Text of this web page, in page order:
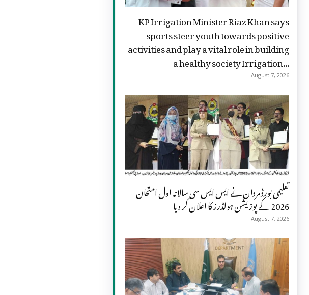
KP Irrigation Minister Riaz Khan says
sports steer youth towards positive
activities and play a vital role in building
a healthy society Irrigation...
August 7, 2026
تعلیمی بورڈ مردان نے ایس ایس سی سالانہ اول امتحان
2026 کے پوزیشن ہولڈرز کا اعلان کر دیا
August 7, 2026